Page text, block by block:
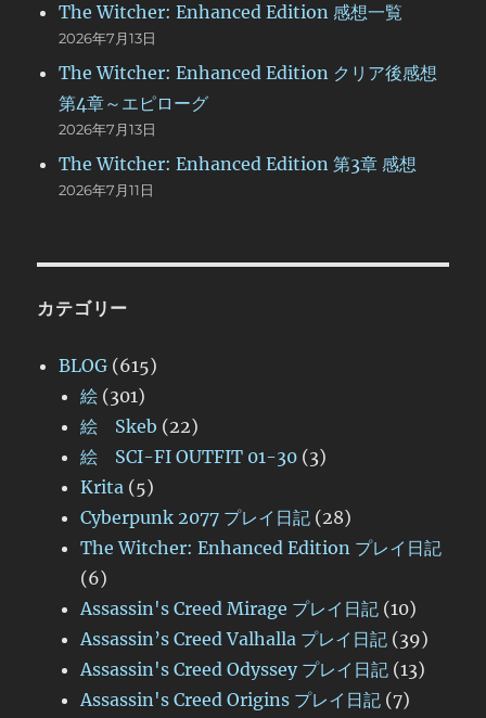
The Witcher: Enhanced Edition 感想一覧
2026年7月13日
The Witcher: Enhanced Edition クリア後感想
第4章～エピローグ
2026年7月13日
The Witcher: Enhanced Edition 第3章 感想
2026年7月11日
カテゴリー
BLOG (615)
絵 (301)
絵 Skeb (22)
絵 SCI-FI OUTFIT 01-30 (3)
Krita (5)
Cyberpunk 2077 プレイ日記 (28)
The Witcher: Enhanced Edition プレイ日記
(6)
Assassin's Creed Mirage プレイ日記 (10)
Assassin’s Creed Valhalla プレイ日記 (39)
Assassin's Creed Odyssey プレイ日記 (13)
Assassin's Creed Origins プレイ日記 (7)